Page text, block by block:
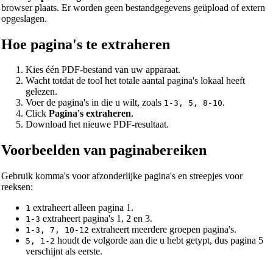
browser plaats. Er worden geen bestandgegevens geüpload of extern
opgeslagen.
Hoe pagina's te extraheren
Kies één PDF-bestand van uw apparaat.
Wacht totdat de tool het totale aantal pagina's lokaal heeft
gelezen.
Voer de pagina's in die u wilt, zoals 1-3, 5, 8-10.
Click Pagina's extraheren.
Download het nieuwe PDF-resultaat.
Voorbeelden van paginabereiken
Gebruik komma's voor afzonderlijke pagina's en streepjes voor
reeksen:
1 extraheert alleen pagina 1.
1-3 extraheert pagina's 1, 2 en 3.
1-3, 7, 10-12 extraheert meerdere groepen pagina's.
5, 1-2 houdt de volgorde aan die u hebt getypt, dus pagina 5
verschijnt als eerste.